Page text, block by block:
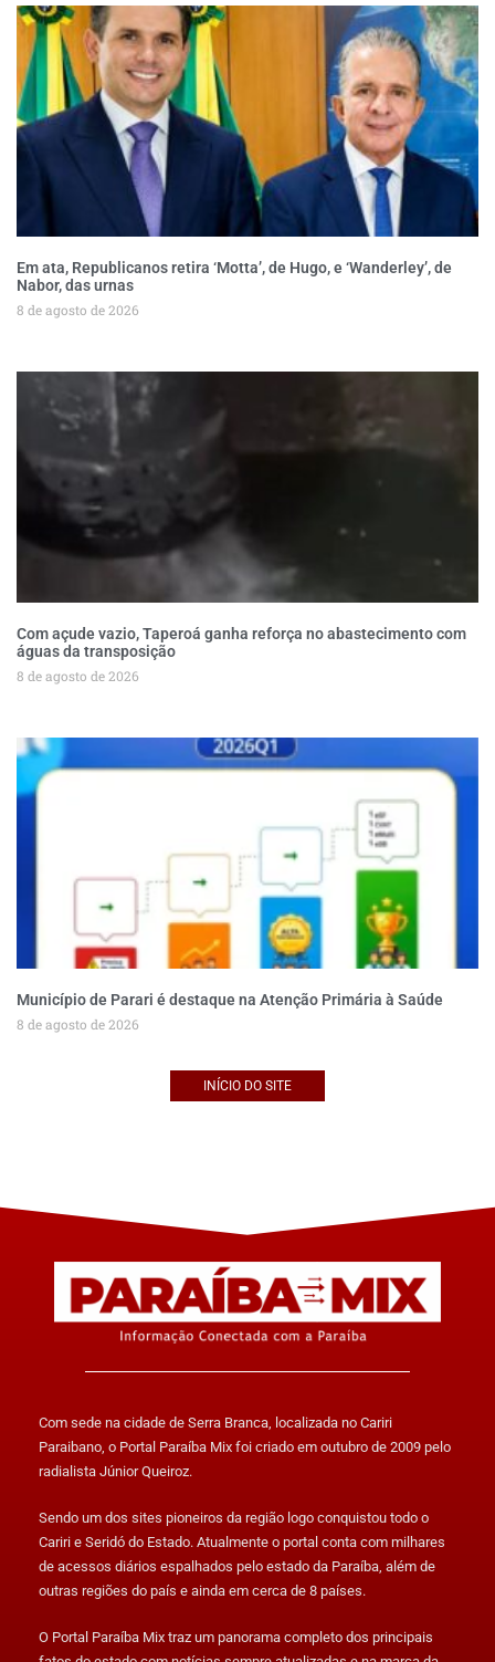
Em ata, Republicanos retira ‘Motta’, de Hugo, e ‘Wanderley’, de
Nabor, das urnas
8 de agosto de 2026
Com açude vazio, Taperoá ganha reforça no abastecimento com
águas da transposição
8 de agosto de 2026
Município de Parari é destaque na Atenção Primária à Saúde
8 de agosto de 2026
INÍCIO DO SITE
Com sede na cidade de Serra Branca, localizada no Cariri
Paraibano, o Portal Paraíba Mix foi criado em outubro de 2009 pelo
radialista Júnior Queiroz.
Sendo um dos sites pioneiros da região logo conquistou todo o
Cariri e Seridó do Estado. Atualmente o portal conta com milhares
de acessos diários espalhados pelo estado da Paraíba, além de
outras regiões do país e ainda em cerca de 8 países.
O Portal Paraíba Mix traz um panorama completo dos principais